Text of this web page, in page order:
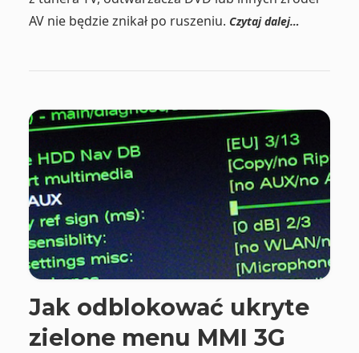
AV nie będzie znikał po ruszeniu. Czytaj dalej…
Jak odblokować ukryte
zielone menu MMI 3G